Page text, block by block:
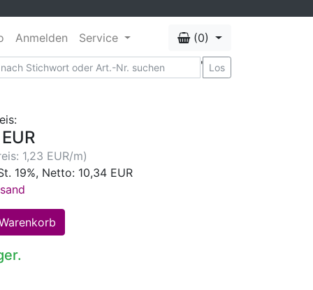
Anmelden Service
(0)
' Los
1,23 EUR/m)
19%, Netto: 10,34 EUR